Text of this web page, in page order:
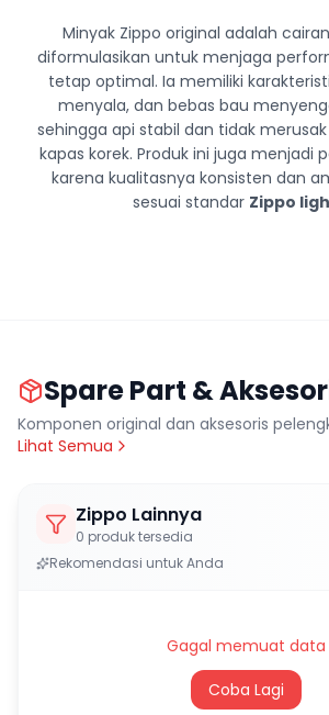
Minyak Zippo original adalah
diformulasikan untuk menjaga
tetap optimal. Ia memiliki
menyala, dan bebas bau
sehingga api stabil dan tidak
kapas korek. Produk ini juga menjadi
karena kualitasnya konsisten dan
sesuai standar Zippo
Spare Part &
Komponen original dan aksesoris
Lihat Semua
Zippo Lainnya
0 produk tersedia
Rekomendasi untuk Anda
Gagal memuat data
Coba Lagi